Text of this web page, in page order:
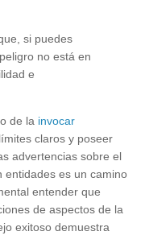
si puedes
no está en
e
de la invocar
claros y poseer
advertencias sobre el
entidades es un camino
entender que
de aspectos de la
exitoso demuestra